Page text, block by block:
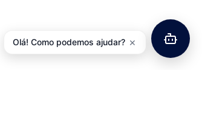
Olá! Como podemos ajudar? ×